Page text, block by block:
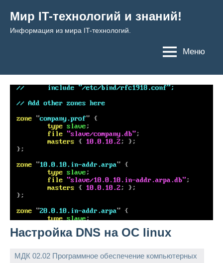
содержимому
Мир IT-технологий и знаний!
Информация из мира IT-технологий.
Меню
Настройка DNS на ОС linux
МДК 02.02 Программное обеспечение компьютерных